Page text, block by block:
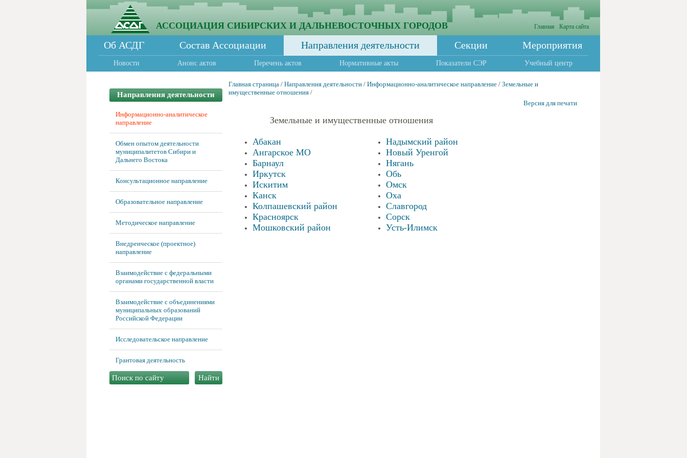
АССОЦИАЦИЯ СИБИРСКИХ И ДАЛЬНЕВОСТОЧНЫХ ГОРОДОВ Главная Карта сайта
Об АСДГ Состав Ассоциации Направления деятельности Секции Мероприятия
Новости Анонс актов Перечень актов Нормативные акты Показатели СЭР Учебный центр
Направления деятельности
Информационно-аналитическое
направление
Обмен опытом деятельности
муниципалитетов Сибири и
Дальнего Востока
Консультационное направление
Образовательное направление
Методическое направление
Внедренческое (проектное)
направление
Взаимодействие с федеральными
органами государственной власти
Взаимодействие с объединениями
муниципальных образований
Российской Федерации
Исследовательское направление
Грантовая деятельность
Главная страница / Направления деятельности / Информационно-аналитическое направление / Земельные и
имущественные отношения /
Версия для печати
Земельные и имущественныеотношения
Абакан
Ангарское МО
Барнаул
Иркутск
Искитим
Канск
Колпашевский район
Красноярск
Мошковский район
Надымский район
Новый Уренгой
Нягань
Обь
Омск
Оха
Славгород
Сорск
Усть-Илимск